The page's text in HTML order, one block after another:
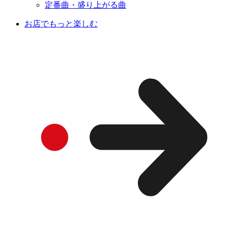
定番曲・盛り上がる曲
お店でもっと楽しむ